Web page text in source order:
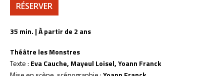
RÉSERVER
35 min. | À partir de 2 ans
Théâtre les Monstres
Texte : Eva Cauche, Mayeul Loisel, Yoann Franck